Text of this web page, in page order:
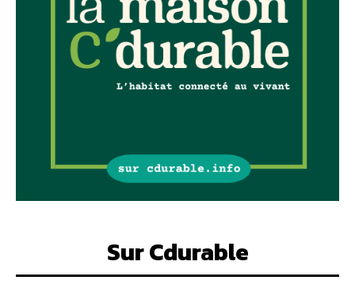
Sur Cdurable